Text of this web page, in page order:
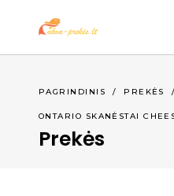
PAGRINDINIS / PREKĖS
ONTARIO SKANĖSTAI
Prekės